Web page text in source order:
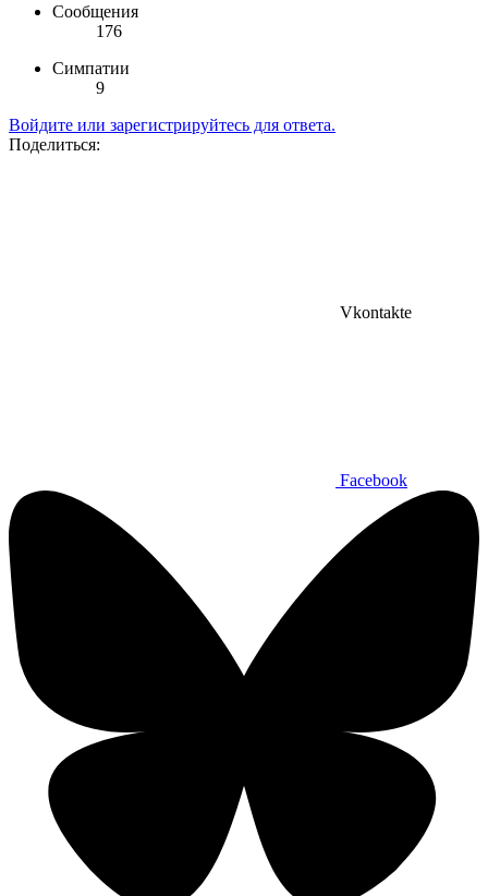
Сообщения
176
Симпатии
9
Войдите или зарегистрируйтесь для ответа.
Поделиться:
Vkontakte
Facebook